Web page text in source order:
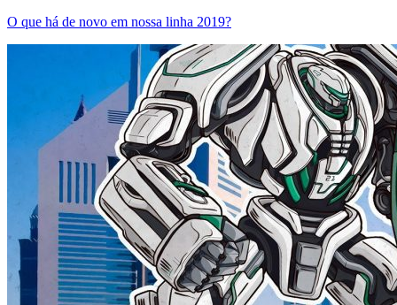
O que há de novo em nossa linha 2019?